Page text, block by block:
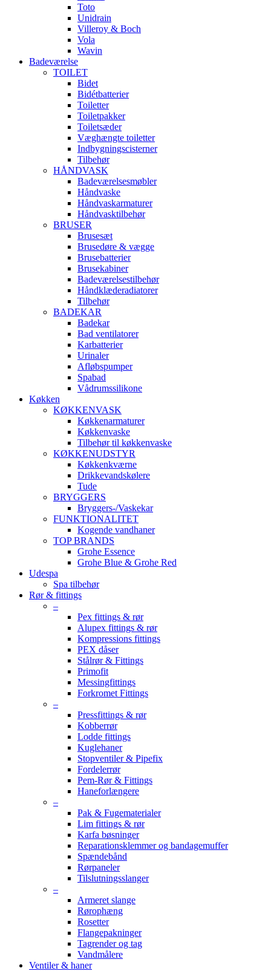
Toto
Unidrain
Villeroy & Boch
Vola
Wavin
Badeværelse
TOILET
Bidet
Bidétbatterier
Toiletter
Toiletpakker
Toiletsæder
Væghængte toiletter
Indbygningscisterner
Tilbehør
HÅNDVASK
Badeværelsesmøbler
Håndvaske
Håndvaskarmaturer
Håndvasktilbehør
BRUSER
Brusesæt
Brusedøre & vægge
Brusebatterier
Brusekabiner
Badeværelsestilbehør
Håndklæderadiatorer
Tilbehør
BADEKAR
Badekar
Bad ventilatorer
Karbatterier
Urinaler
Afløbspumper
Spabad
Vådrumssilikone
Køkken
KØKKENVASK
Køkkenarmaturer
Køkkenvaske
Tilbehør til køkkenvaske
KØKKENUDSTYR
Køkkenkværne
Drikkevandskølere
Tude
BRYGGERS
Bryggers-/Vaskekar
FUNKTIONALITET
Kogende vandhaner
TOP BRANDS
Grohe Essence
Grohe Blue & Grohe Red
Udespa
Spa tilbehør
Rør & fittings
–
Pex fittings & rør
Alupex fittings & rør
Kompressions fittings
PEX dåser
Stålrør & Fittings
Primofit
Messingfittings
Forkromet Fittings
–
Pressfittings & rør
Kobberrør
Lodde fittings
Kuglehaner
Stopventiler & Pipefix
Fordelerrør
Pem-Rør & Fittings
Haneforlængere
–
Pak & Fugematerialer
Lim fittings & rør
Karfa bøsninger
Reparationsklemmer og bandagemuffer
Spændebånd
Rørpaneler
Tilslutningsslanger
–
Armeret slange
Rørophæng
Rosetter
Flangepakninger
Tagrender og tag
Vandmålere
Ventiler & haner